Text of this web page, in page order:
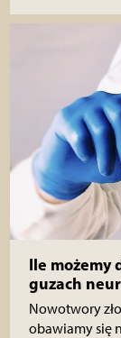
Ile możemy
guzach
Nowotwory
obawiamy się